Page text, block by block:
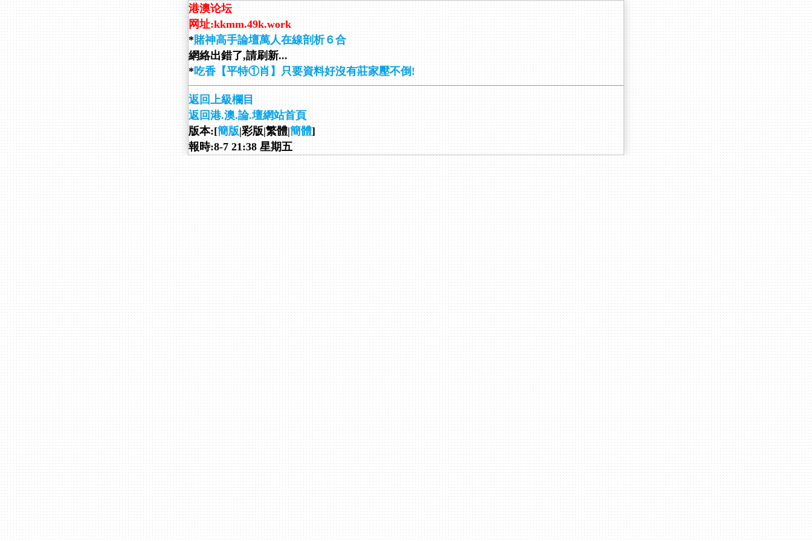
港澳论坛
网址:kkmm.49k.work
*賭神高手論壇萬人在線剖析６合
網絡出錯了,請刷新...
*吃香【平特①肖】只要資料好沒有莊家壓不倒!
返回上級欄目
返回港.澳.論.壇網站首頁
版本:[簡版|彩版|繁體|簡體]
報時:8-7 21:38 星期五